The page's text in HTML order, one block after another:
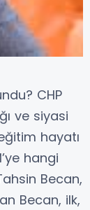
CHP
ve siyasi
hayatı
hangi
Becan,
Becan, ilk,